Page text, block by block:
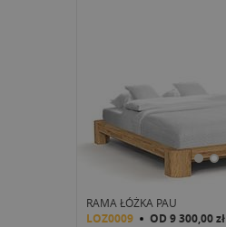
RAMA ŁÓŻKA PAU
LOZ0009 OD 9 300,00 zł